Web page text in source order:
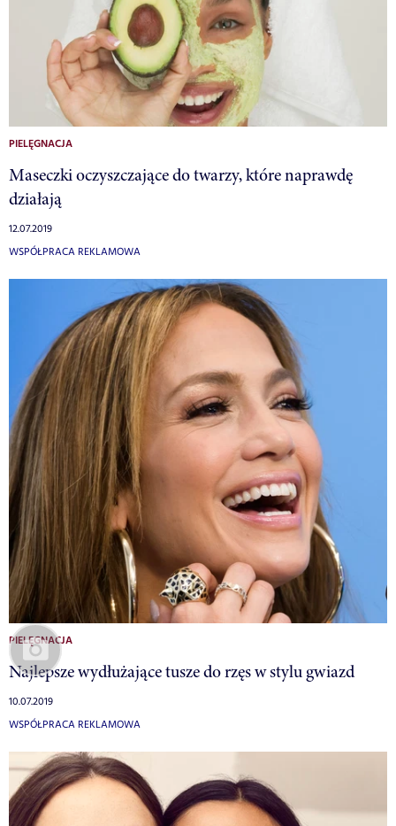
PIELĘGNACJA
Maseczki oczyszczające do twarzy, które naprawdę
działają
12.07.2019
WSPÓŁPRACA REKLAMOWA
PIELĘGNACJA
Najlepsze wydłużające tusze do rzęs w stylu gwiazd
10.07.2019
WSPÓŁPRACA REKLAMOWA